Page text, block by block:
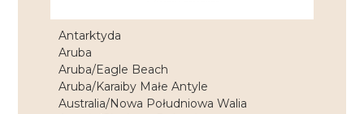
Antarktyda
Aruba
Aruba/Eagle Beach
Aruba/Karaiby Małe Antyle
Australia/Nowa Południowa Walia